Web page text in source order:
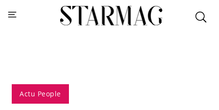
Actu People